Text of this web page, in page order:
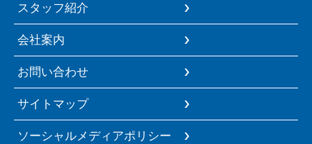
スタッフ紹介
会社案内
お問い合わせ
サイトマップ
ソーシャルメディアポリシー